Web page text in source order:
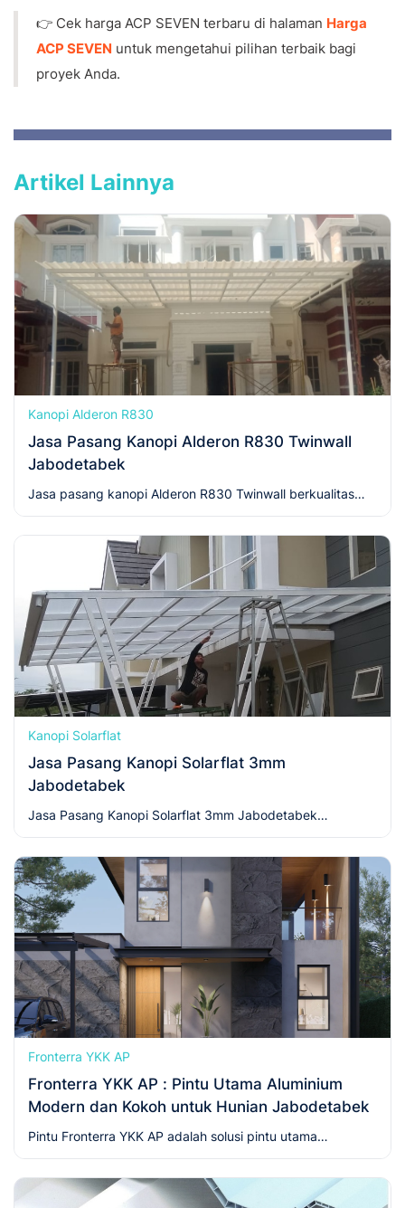
👉 Cek harga ACP SEVEN terbaru di halaman Harga
ACP SEVEN untuk mengetahui pilihan terbaik bagi
proyek Anda.
Artikel Lainnya
Kanopi Alderon R830
Jasa Pasang Kanopi Alderon R830 Twinwall
Jabodetabek
Jasa pasang kanopi Alderon R830 Twinwall berkualitas
dan bergaransi. Hubungi kami sekarang!
Kanopi Solarflat
Jasa Pasang Kanopi Solarflat 3mm
Jabodetabek
Jasa Pasang Kanopi Solarflat 3mm Jabodetabek
berkualitas dan bergaransi. Hubungi kami sekarang!
Fronterra YKK AP
Fronterra YKK AP : Pintu Utama Aluminium
Modern dan Kokoh untuk Hunian Jabodetabek
Pintu Fronterra YKK AP adalah solusi pintu utama
aluminium modern yang kokoh, tahan cuaca, dan elegan.
Cocok untuk rumah minimalis di Jabodetabek.